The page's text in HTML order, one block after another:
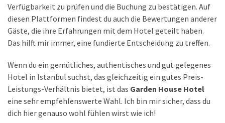
Verfügbarkeit zu prüfen und die Buchung zu bestätigen. Auf
diesen Plattformen findest du auch die Bewertungen anderer
Gäste, die ihre Erfahrungen mit dem Hotel geteilt haben.
Das hilft mir immer, eine fundierte Entscheidung zu treffen.
Wenn du ein gemütliches, authentisches und gut gelegenes
Hotel in Istanbul suchst, das gleichzeitig ein gutes Preis-
Leistungs-Verhältnis bietet, ist das Garden House Hotel
eine sehr empfehlenswerte Wahl. Ich bin mir sicher, dass du
dich hier genauso wohl fühlen wirst wie ich!